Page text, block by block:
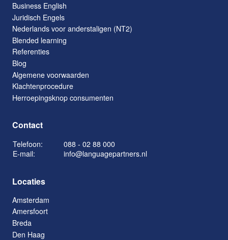
Business English
Juridisch Engels
Nederlands voor anderstaligen (NT2)
Blended learning
Referenties
Blog
Algemene voorwaarden
Klachtenprocedure
Herroepingsknop consumenten
Contact
Telefoon:
088 - 02 88 000
E-mail:
info@languagepartners.nl
Locaties
Amsterdam
Amersfoort
Breda
Den Haag